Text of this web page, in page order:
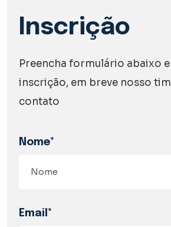
Inscrição
Preencha formulário abaixo e
inscrição, em breve nosso
contato
Nome*
Email*